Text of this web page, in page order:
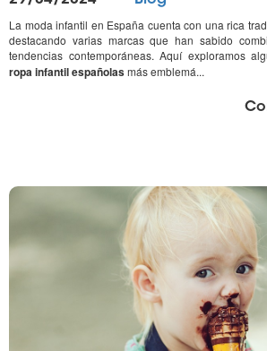
elLa moda infantil en España cuenta con una rica
destacando varias marcas que han sabido
tendencias contemporáneas. Aquí exploramos
ropa infantil españolasmás emblemá...